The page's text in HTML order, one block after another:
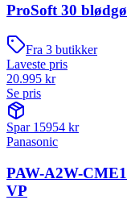
ProSoft 30
Fra 3 butikker
Laveste pris
20.995 kr
Se pris
Spar 15954 kr
Panasonic
PAW-A2W-
VP